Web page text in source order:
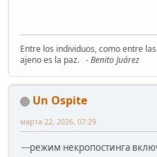
Entre los individuos, como entre
ajeno es la paz. - Benito Juárez
Un Ospite
марта 22, 2026, 07:29
---режим некропостинга